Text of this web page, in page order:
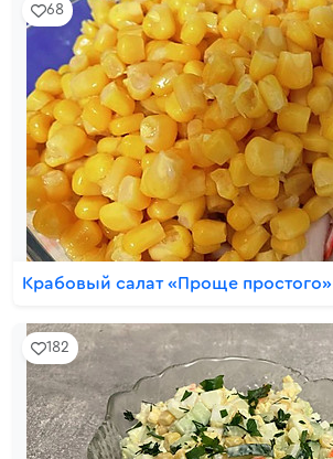
68
Крабовый салат «Проще простого»
182